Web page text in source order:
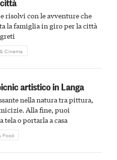
risolvi con le avventure che
la famiglia in giro per la città
Cinema
artistico in Langa
nella natura tra pittura,
Alla fine, puoi
tela o portarla a casa
Food